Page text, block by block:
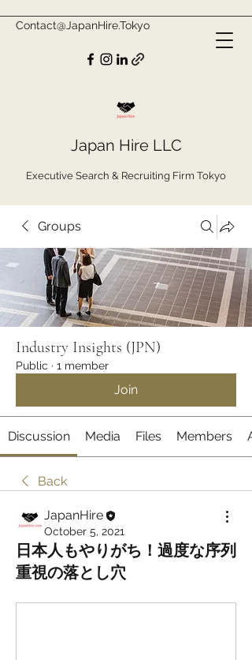
Japan Hire LLC
Executive Search & Recruiting Firm Tokyo
Contact@JapanHire.Tokyo
Groups
Industry Insights (JPN)
Public · 1 member
Join
Discussion Media Files Members
Back
JapanHire
October 5, 2021
日本人もやりがち！過度な序列
重視の落とし穴